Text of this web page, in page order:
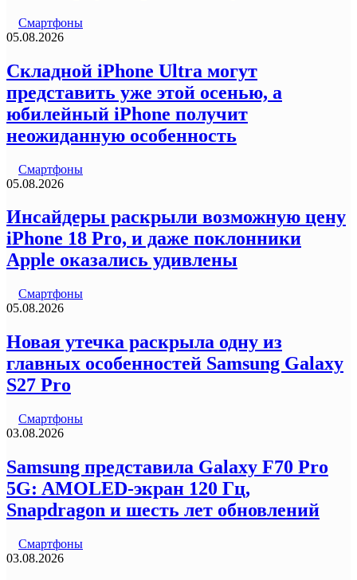
Смартфоны
05.08.2026
Складной iPhone Ultra могут
представить уже этой осенью, а
юбилейный iPhone получит
неожиданную особенность
Смартфоны
05.08.2026
Инсайдеры раскрыли возможную цену
iPhone 18 Pro, и даже поклонники
Apple оказались удивлены
Смартфоны
05.08.2026
Новая утечка раскрыла одну из
главных особенностей Samsung Galaxy
S27 Pro
Смартфоны
03.08.2026
Samsung представила Galaxy F70 Pro
5G: AMOLED-экран 120 Гц,
Snapdragon и шесть лет обновлений
Смартфоны
03.08.2026